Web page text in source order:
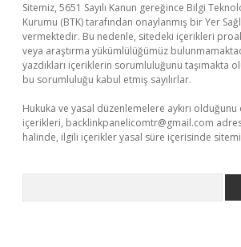
Sitemiz, 5651 Sayılı Kanun gereğince Bilgi
Kurumu (BTK) tarafından onaylanmış bir Yer
vermektedir. Bu nedenle, sitedeki içerikleri
veya araştırma yükümlülüğümüz
yazdıkları içeriklerin sorumluluğunu taşımakta
bu sorumluluğu kabul etmiş sayılırlar.
Hukuka ve yasal düzenlemelere aykırı
içerikleri, backlinkpanelicomtr@gmail.com
halinde, ilgili içerikler yasal süre içerisinde